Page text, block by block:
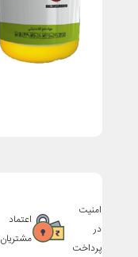
امنیت
در
پرداخت
اعتماد
مشتریان